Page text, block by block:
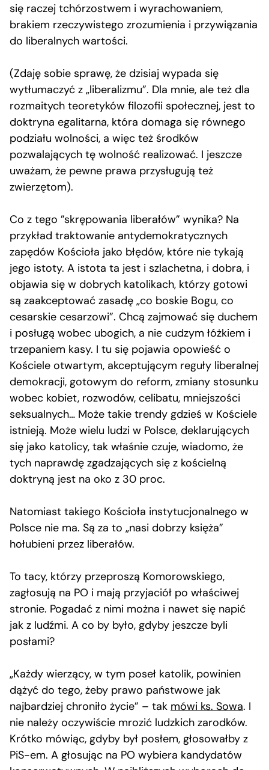
się raczej tchórzostwem i wyrachowaniem,
brakiem rzeczywistego zrozumienia i przywiązania
do liberalnych wartości.
(Zdaję sobie sprawę, że dzisiaj wypada się
wytłumaczyć z „liberalizmu”. Dla mnie, ale też dla
rozmaitych teoretyków filozofii społecznej, jest to
doktryna egalitarna, która domaga się równego
podziału wolności, a więc też środków
pozwalających tę wolność realizować. I jeszcze
uważam, że pewne prawa przysługują też
zwierzętom).
Co z tego ”skrępowania liberałów” wynika? Na
przykład traktowanie antydemokratycznych
zapędów Kościoła jako błędów, które nie tykają
jego istoty. A istota ta jest i szlachetna, i dobra, i
objawia się w dobrych katolikach, którzy gotowi
są zaakceptować zasadę „co boskie Bogu, co
cesarskie cesarzowi”. Chcą zajmować się duchem
i posługą wobec ubogich, a nie cudzym łóżkiem i
trzepaniem kasy. I tu się pojawia opowieść o
Kościele otwartym, akceptującym reguły liberalnej
demokracji, gotowym do reform, zmiany stosunku
wobec kobiet, rozwodów, celibatu, mniejszości
seksualnych… Może takie trendy gdzieś w Kościele
istnieją. Może wielu ludzi w Polsce, deklarujących
się jako katolicy, tak właśnie czuje, wiadomo, że
tych naprawdę zgadzających się z kościelną
doktryną jest na oko z 30 proc.
Natomiast takiego Kościoła instytucjonalnego w
Polsce nie ma. Są za to „nasi dobrzy księża”
hołubieni przez liberałów.
To tacy, którzy przeproszą Komorowskiego,
zagłosują na PO i mają przyjaciół po właściwej
stronie. Pogadać z nimi można i nawet się napić
jak z ludźmi. A co by było, gdyby jeszcze byli
posłami?
„Każdy wierzący, w tym poseł katolik, powinien
dążyć do tego, żeby prawo państwowe jak
najbardziej chroniło życie” – tak mówi ks. Sowa. I
nie należy oczywiście mrozić ludzkich zarodków.
Krótko mówiąc, gdyby był posłem, głosowałby z
PiS-em. A głosując na PO wybiera kandydatów